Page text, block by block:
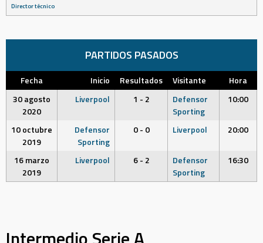
Director técnico
PARTIDOS PASADOS
Fecha Inicio Resultados Visitante
Hora
30 agosto
2020
Liverpool 1 - 2
Defensor
Sporting
10:00
10 octubre
2019
Defensor
Sporting
0 - 0 Liverpool 20:00
16 marzo
2019
Liverpool 6 - 2
Defensor
Sporting
16:30